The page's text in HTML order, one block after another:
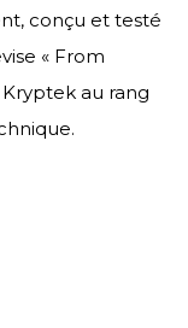
conçu et testé
« From
au rang